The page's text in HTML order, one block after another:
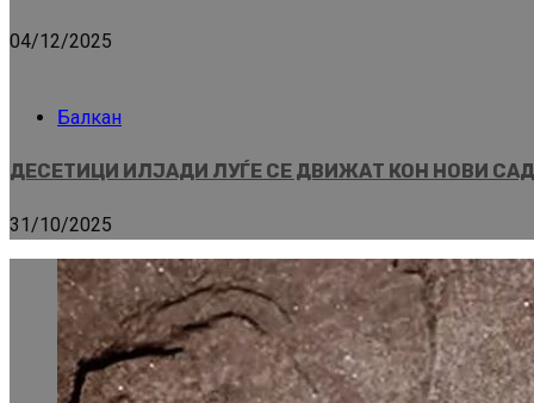
04/12/2025
Балкан
ДЕСЕТИЦИ ИЛЈАДИ ЛУЃЕ СЕ ДВИЖАТ КОН НОВИ
31/10/2025